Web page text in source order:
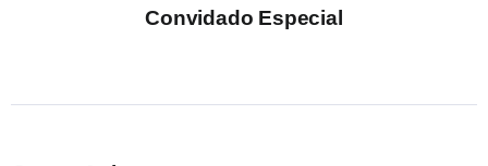
Convidado Especial